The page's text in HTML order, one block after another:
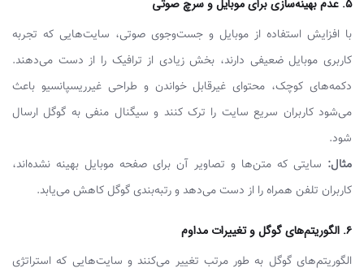
۵. عدم بهینه‌سازی برای موبایل و سرچ صوتی
با افزایش استفاده از موبایل و جست‌وجوی صوتی، سایت‌هایی که تجربه
کاربری موبایل ضعیفی دارند، بخش زیادی از ترافیک را از دست می‌دهند.
دکمه‌های کوچک، محتوای غیرقابل خواندن و طراحی غیرریسپانسیو باعث
می‌شود کاربران سریع سایت را ترک کنند و سیگنال منفی به گوگل ارسال
شود.
مثال: سایتی که متن‌ها و تصاویر آن برای صفحه موبایل بهینه نشده‌اند،
کاربران تلفن همراه را از دست می‌دهد و رتبه‌بندی گوگل کاهش می‌یابد.
۶. الگوریتم‌های گوگل و تغییرات مداوم
الگوریتم‌های گوگل به طور مرتب تغییر می‌کنند و سایت‌هایی که استراتژی